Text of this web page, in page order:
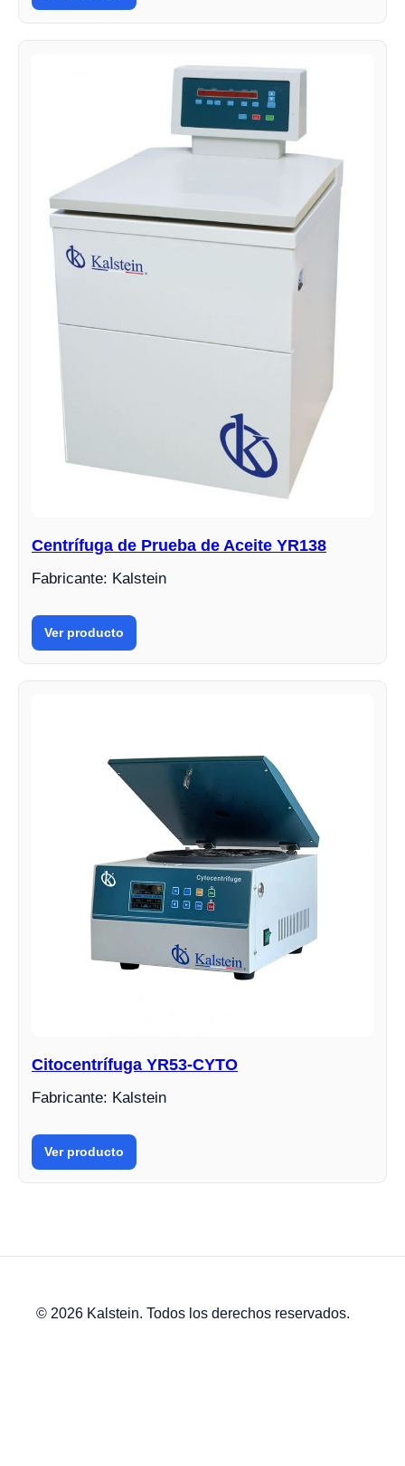
Centrífuga de Prueba de Aceite YR138
Fabricante: Kalstein
Ver producto
Citocentrífuga YR53-CYTO
Fabricante: Kalstein
Ver producto
© 2026 Kalstein. Todos los derechos reservados.